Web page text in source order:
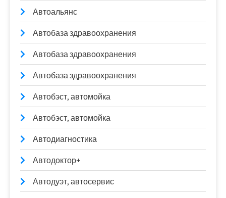
Автоальянс
Автобаза здравоохранения
Автобаза здравоохранения
Автобаза здравоохранения
Автобэст, автомойка
Автобэст, автомойка
Автодиагностика
Автодоктор+
Автодуэт, автосервис